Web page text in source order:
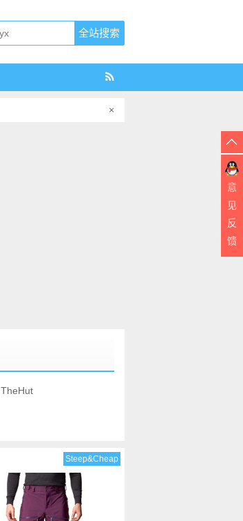
×
TheHut
Steep&Cheap
意
见
反
馈